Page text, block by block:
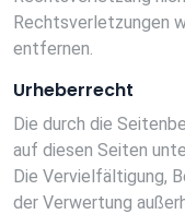
Rechtsverletzungen
entfernen.
Urheberrecht
Die durch die
auf diesen Seiten
Die Vervielfältigung,
der Verwertung